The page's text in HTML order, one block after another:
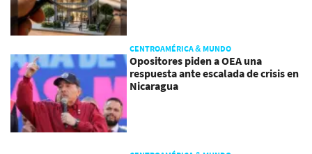
CENTROAMÉRICA & MUNDO
Opositores piden a OEA una
respuesta ante escalada de crisis en
Nicaragua